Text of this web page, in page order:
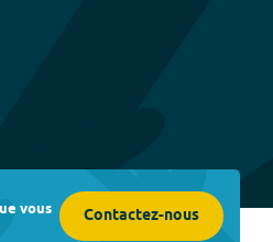
vous Contactez-nous